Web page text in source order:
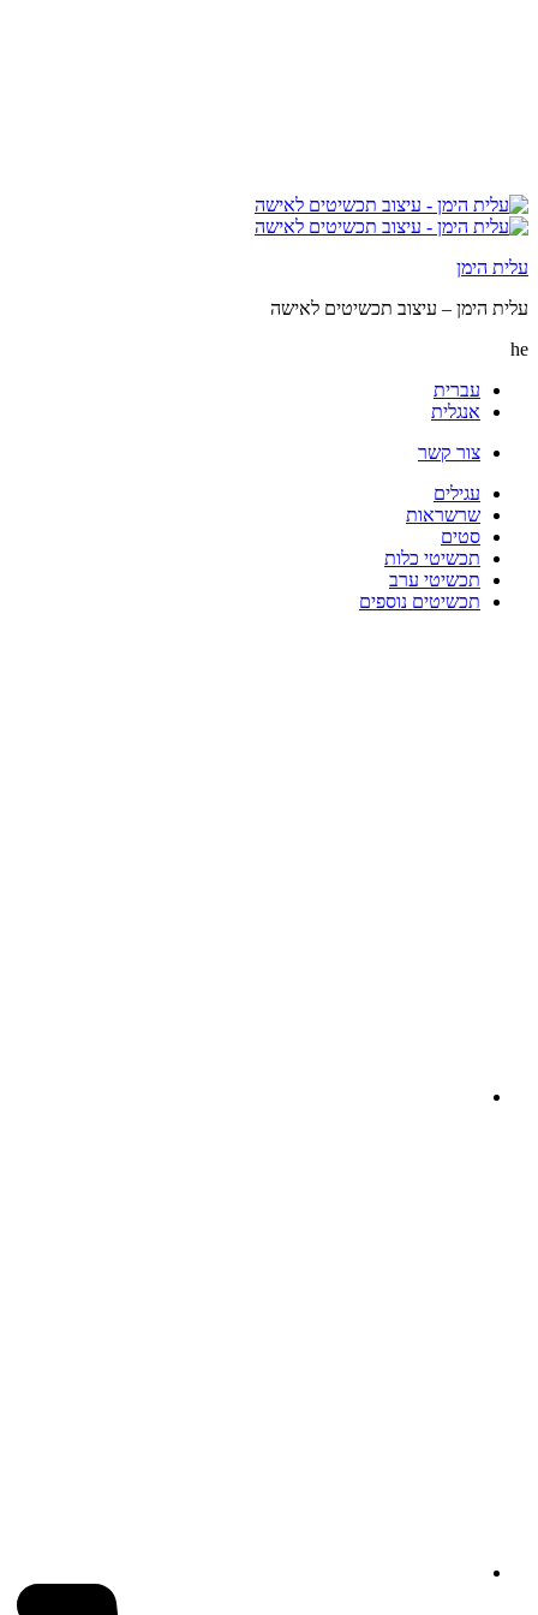
עלית הימן
עלית הימן – עיצוב תכשיטים לאישה
he
עברית
אנגלית
צור קשר
עגילים
שרשראות
סטים
תכשיטי כלות
תכשיטי ערב
תכשיטים נוספים